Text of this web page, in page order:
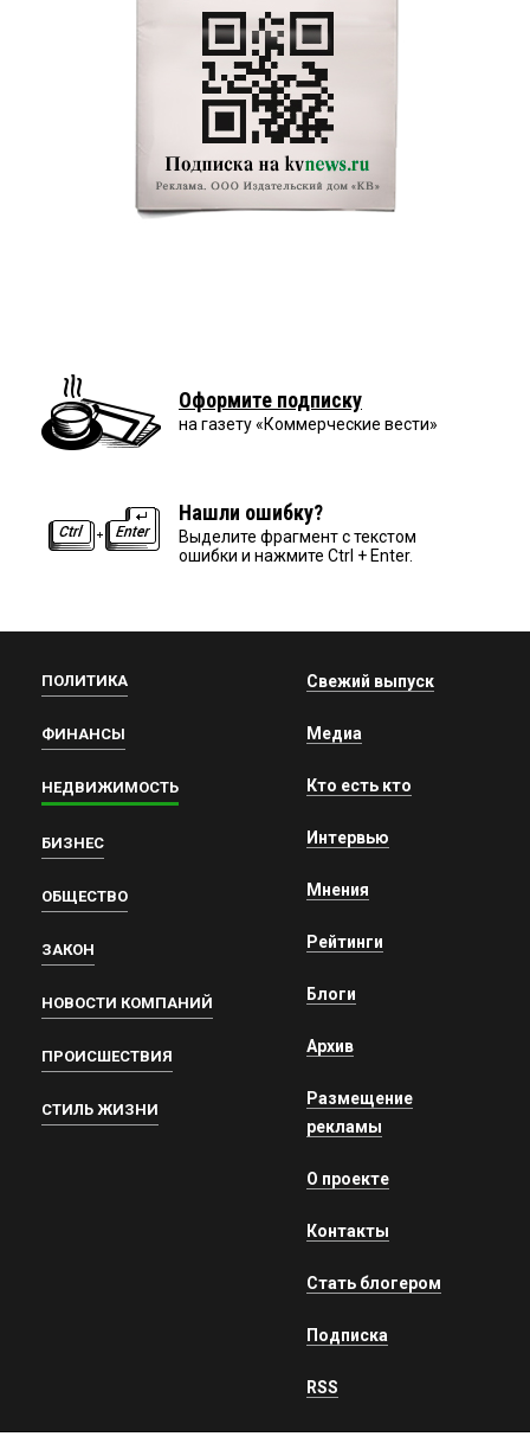
Оформите подписку
на газету «Коммерческие вести»
Нашли ошибку?
Выделите фрагмент с текстом
ошибки и нажмите Ctrl + Enter.
ПОЛИТИКА
ФИНАНСЫ
НЕДВИЖИМОСТЬ
БИЗНЕС
ОБЩЕСТВО
ЗАКОН
НОВОСТИ КОМПАНИЙ
ПРОИСШЕСТВИЯ
СТИЛЬ ЖИЗНИ
Свежий выпуск
Медиа
Кто есть кто
Интервью
Мнения
Рейтинги
Блоги
Архив
Размещение
рекламы
О проекте
Контакты
Стать блогером
Подписка
RSS